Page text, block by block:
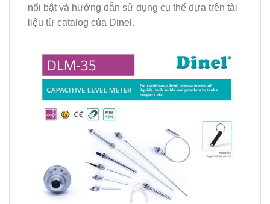
nổi bật và hướng dẫn sử dụng cụ thể dựa trên tài
liệu từ catalog của Dinel.